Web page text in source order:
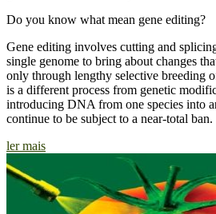
Do you know what mean gene editing?
Gene editing involves cutting and
single genome to bring about changes
only through lengthy selective breeding
is a different process from genetic
introducing DNA from one species into
continue to be subject to a near-total ban.
ler mais